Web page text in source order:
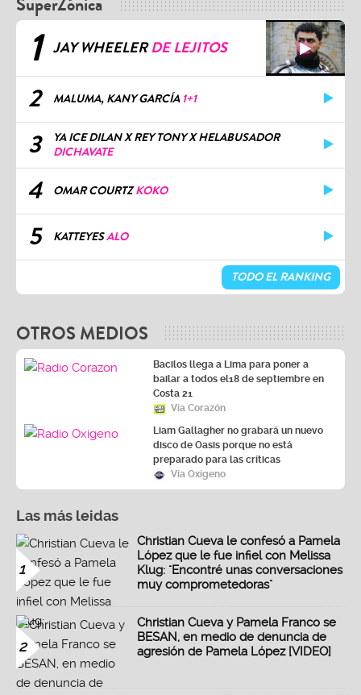
1 JAY WHEELERDE LEJITOS
2 MALUMA, KANY GARCÍA 1+1
3
YA ICE DILAN X REY TONY X HELABUSADOR
DICHAVATE
4 OMAR COURTZKOKO
5 KATTEYESALO
TODO EL RANKING
OTROS MEDIOS
Bacilos llega a Lima para poner a
bailar a todos el18 de septiembre en
Costa 21
Vía Corazón
Liam Gallagher no grabará un nuevo
disco de Oasis porque no está
preparado para las críticas
Vía Oxígeno
Las más leidas
1
Christian Cueva le confesó a Pamela
López que le fue infiel con Melissa
Klug: "Encontré unas conversaciones
muy comprometedoras"
2
Christian Cueva y Pamela Franco se
BESAN, en medio de denuncia de
agresión de Pamela López [VIDEO]